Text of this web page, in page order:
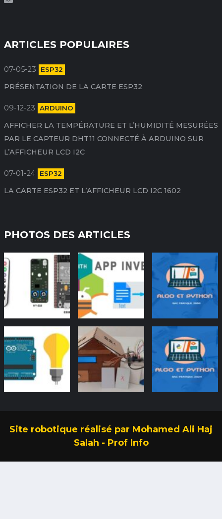
ARTICLES POPULAIRES
ESP32
07-05-23
PRÉSENTATION DE LA CARTE ESP32
ARDUINO
09-12-23
AFFICHER LA TEMPÉRATURE ET L’HUMIDITÉ MESURÉES
PAR LE CAPTEUR DHT11 CONNECTÉ À ARDUINO SUR
L’AFFICHEUR LCD I2C
ESP32
07-01-24
LA CARTE ESP32 ET L’AFFICHEUR LCD I2C 1602
PHOTOS DES ARTICLES
Site robotique réalisé par Mohamed Ali Haj
Salah - Prof Info